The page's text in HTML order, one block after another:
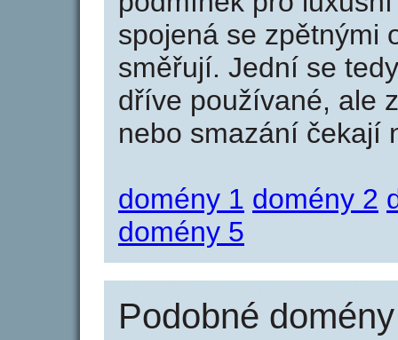
spojená se zpětnými
směřují. Jední se
dříve používané, ale
nebo smazání čekají
domény 1 domény 2
domény 5
Podobné